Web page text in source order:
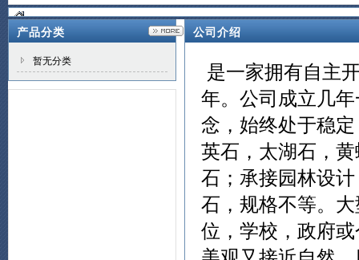
产品分类
暂无分类
公司介绍
是一家拥有自主
年。公司成立几
念，始终处于稳
英石，太湖石，
石；承接园林设
石，规格不等。
位，学校，政府